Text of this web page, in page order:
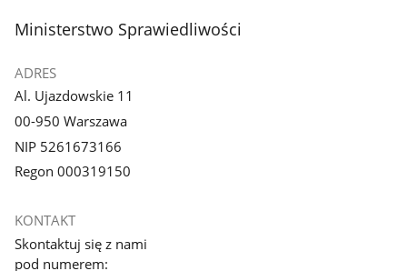
stopka
Ministerstwo Sprawiedliwości
ADRES
Al. Ujazdowskie 11
00-950 Warszawa
NIP 5261673166
Regon 000319150
KONTAKT
Skontaktuj się z nami
pod numerem: